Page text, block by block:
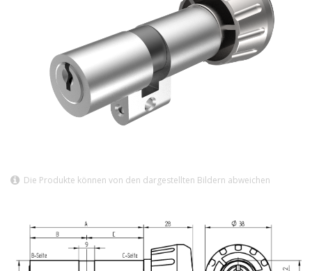
Die Produkte können von den dargestellten Bildern abweichen